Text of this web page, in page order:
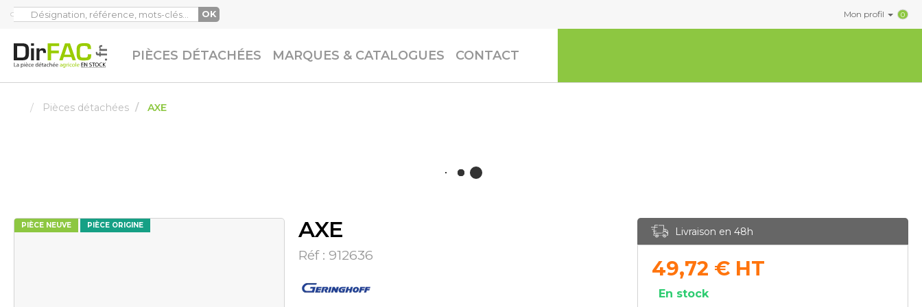
OK Mon profil 0
PIÈCES DÉTACHÉES MARQUES & CATALOGUES CONTACT
Pièces détachées AXE
PIÈCE NEUVE PIÈCE ORIGINE AXE
Réf : 912636
Livraison en 48h
49,72 € HT
En stock